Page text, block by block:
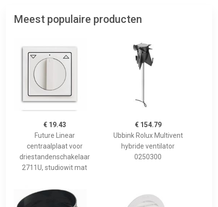
Meest populaire producten
€ 19.43
Future Linear
centraalplaat voor
driestandenschakelaar
2711U, studiowit mat
€ 154.79
Ubbink Rolux Multivent
hybride ventilator
0250300